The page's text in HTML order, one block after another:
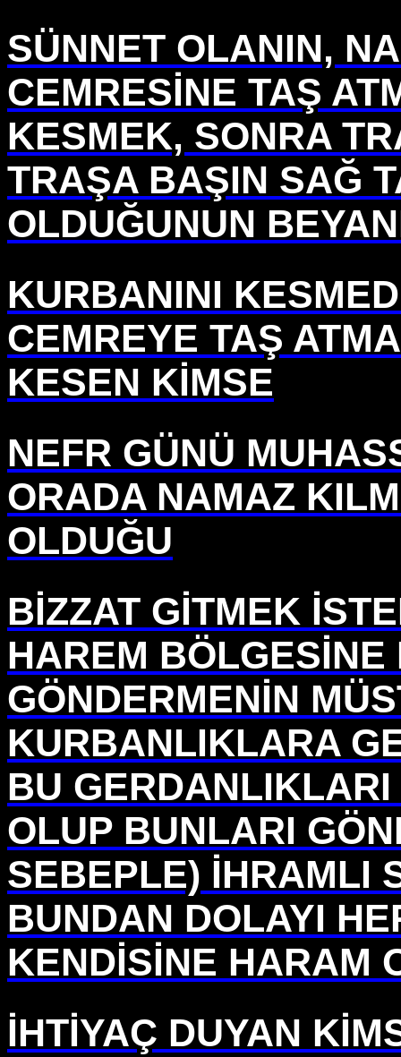
SÜNNET OLANIN,
CEMRESİNE TAŞ
KESMEK, SONRA
TRAŞA BAŞIN SAĞ
OLDUĞUNUN
KURBANINI
CEMREYE TAŞ
KESEN KİMSE
NEFR GÜNÜ
ORADA NAMAZ
OLDUĞU
BİZZAT GİTMEK
HAREM
GÖNDERMENİN
KURBANLIKLARA
BU
OLUP BUNLARI
SEBEPLE) İHRAMLI
BUNDAN DOLAYI
KENDİSİNE HARAM
İHTİYAÇ DUYAN